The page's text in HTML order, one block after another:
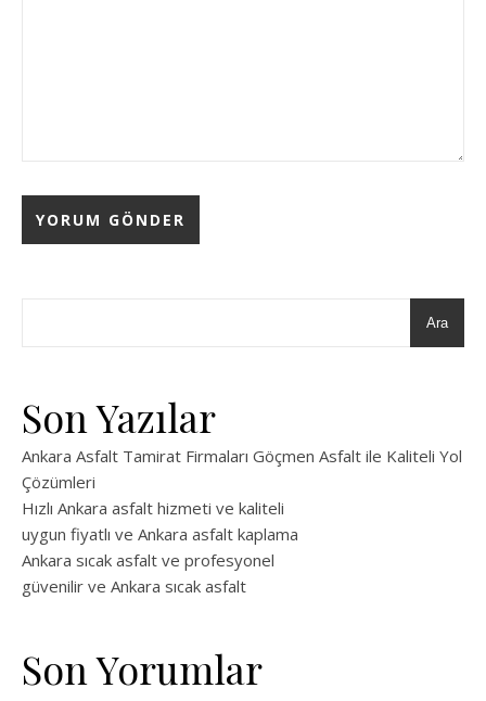
Ara
Son Yazılar
Ankara Asfalt Tamirat Firmaları Göçmen Asfalt ile Kaliteli Yol
Çözümleri
Hızlı Ankara asfalt hizmeti ve kaliteli
uygun fiyatlı ve Ankara asfalt kaplama
Ankara sıcak asfalt ve profesyonel
güvenilir ve Ankara sıcak asfalt
Son Yorumlar